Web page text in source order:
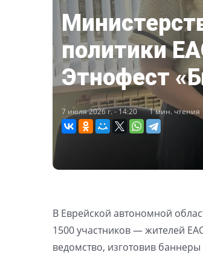
политики
Этнофест
7 июля 2026 г. - 14:20 1 мин. чтения
В Еврейской автономной
1500 участников — жителей
ведомство, изготовив